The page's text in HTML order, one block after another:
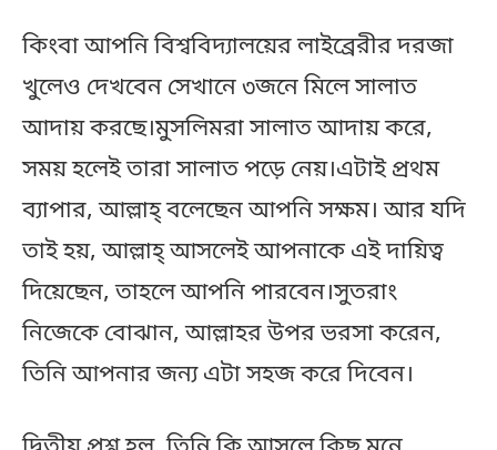
কিংবা আপনি বিশ্ববিদ্যালয়ের লাইব্রেরীর দরজা
খুলেও দেখবেন সেখানে ৩জনে মিলে সালাত
আদায় করছে।মুসলিমরা সালাত আদায় করে,
সময় হলেই তারা সালাত পড়ে নেয়।এটাই প্রথম
ব্যাপার, আল্লাহ্‌ বলেছেন আপনি সক্ষম। আর যদি
তাই হয়, আল্লাহ্‌ আসলেই আপনাকে এই দায়িত্ব
দিয়েছেন, তাহলে আপনি পারবেন।সুতরাং
নিজেকে বোঝান, আল্লাহর উপর ভরসা করেন,
তিনি আপনার জন্য এটা সহজ করে দিবেন।